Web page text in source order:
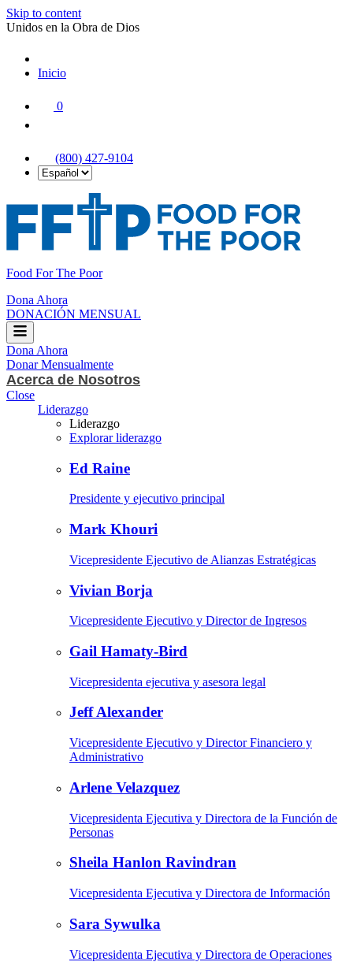
Skip to content
Unidos en la Obra de Dios
Inicio
0
(800) 427-9104
Food For The Poor
Dona Ahora
DONACIÓN MENSUAL
Dona Ahora
Donar Mensualmente
Acerca de Nosotros
Close
Liderazgo
Liderazgo
Explorar liderazgo
Ed Raine
Presidente y ejecutivo principal
Mark Khouri
Vicepresidente Ejecutivo de Alianzas Estratégicas
Vivian Borja
Vicepresidente Ejecutivo y Director de Ingresos
Gail Hamaty-Bird
Vicepresidenta ejecutiva y asesora legal
Jeff Alexander
Vicepresidente Ejecutivo y Director Financiero y
Administrativo
Arlene Velazquez
Vicepresidenta Ejecutiva y Directora de la Función de
Personas
Sheila Hanlon Ravindran
Vicepresidenta Ejecutiva y Directora de Información
Sara Sywulka
Vicepresidenta Ejecutiva y Directora de Operaciones